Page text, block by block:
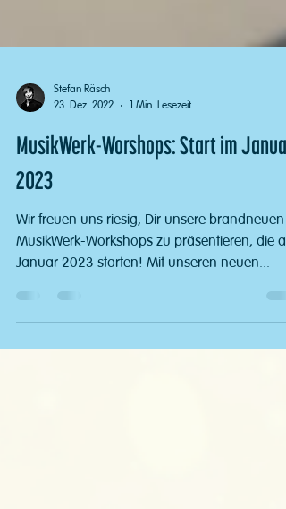
Stefan Räsch
1 Min. Lesezeit
2023
Januar 2023 starten! Mit unseren neuen...